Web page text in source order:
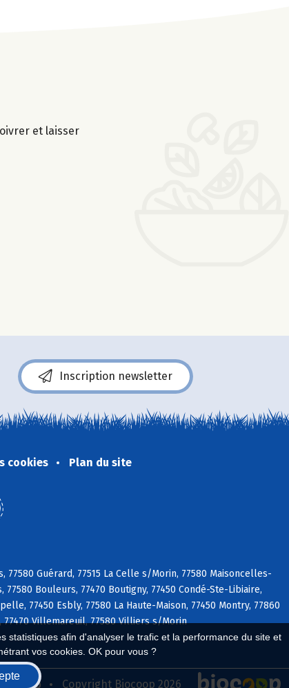
statistiques afin d'analyser le trafic et la performance du site et
vos cookies. OK pour vous ?
et laisser
Inscription newsletter
cookies Plan du site
77580 Guérard, 77515 La Celle s/Morin, 77580 Maisoncelles-
77580 Bouleurs, 77470 Boutigny, 77450 Condé-Ste-Libiaire,
77450 Esbly, 77580 La Haute-Maison, 77450 Montry, 77860
77470 Villemareuil, 77580 Villiers s/Morin
Copyright Biocoop 2026